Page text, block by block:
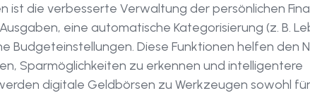
ist die verbesserte Verwaltung der persönlichen
eine automatische Kategorisierung (z. B.
Budgeteinstellungen. Diese Funktionen helfen den
Sparmöglichkeiten zu erkennen und intelligentere
digitale Geldbörsen zu Werkzeugen sowohl